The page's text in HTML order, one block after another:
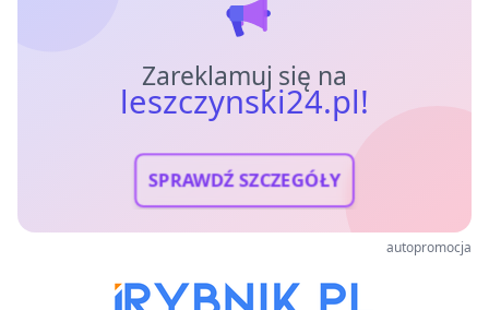
Zareklamuj się na
leszczynski24.pl!
SPRAWDŹ SZCZEGÓŁY
autopromocja